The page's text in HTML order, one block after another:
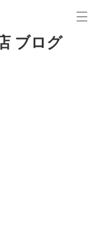
ブログ